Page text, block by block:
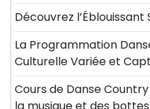
Découvrez
La Programmation
Culturelle Variée et
Cours de Danse